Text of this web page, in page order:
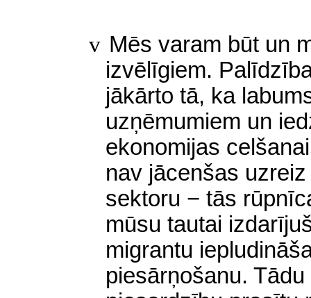
v Mēs varam būt un
izvēlīgiem.
jākārto tā, ka
uzņēmumiem un
ekonomijas
nav jācenšas uzreiz
sektoru − tās
mūsu tautai
migrantu
piesārņošanu.